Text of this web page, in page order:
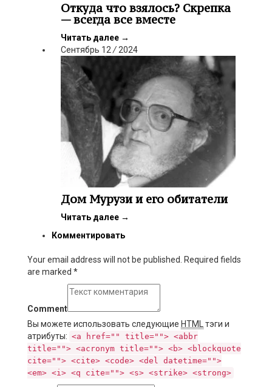
Откуда что взялось? Скрепка
— всегда все вместе
Читать далее →
Сентябрь 12/2024
Дом Мурузи и его обитатели
Читать далее →
Комментировать
Your email address will not be published. Required fields
are marked *
Comment
Вы можете использовать следующие HTML
тэги и
атрибуты: <a href="" title=""> <abbr
title=""> <acronym title=""> <b> <blockquote
cite=""> <cite> <code> <del datetime="">
<em> <i> <q cite=""> <s> <strike> <strong>